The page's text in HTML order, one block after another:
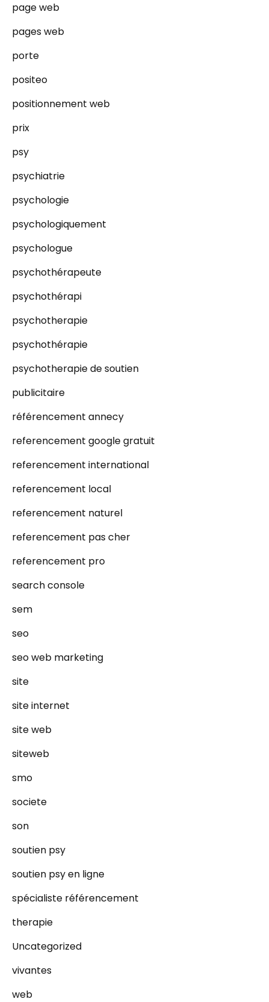
page web
pages web
porte
positeo
positionnement web
prix
psy
psychiatrie
psychologie
psychologiquement
psychologue
psychothérapeute
psychothérapi
psychotherapie
psychothérapie
psychotherapie de soutien
publicitaire
référencement annecy
referencement google gratuit
referencement international
referencement local
referencement naturel
referencement pas cher
referencement pro
search console
sem
seo
seo web marketing
site
site internet
site web
siteweb
smo
societe
son
soutien psy
soutien psy en ligne
spécialiste référencement
therapie
Uncategorized
vivantes
web